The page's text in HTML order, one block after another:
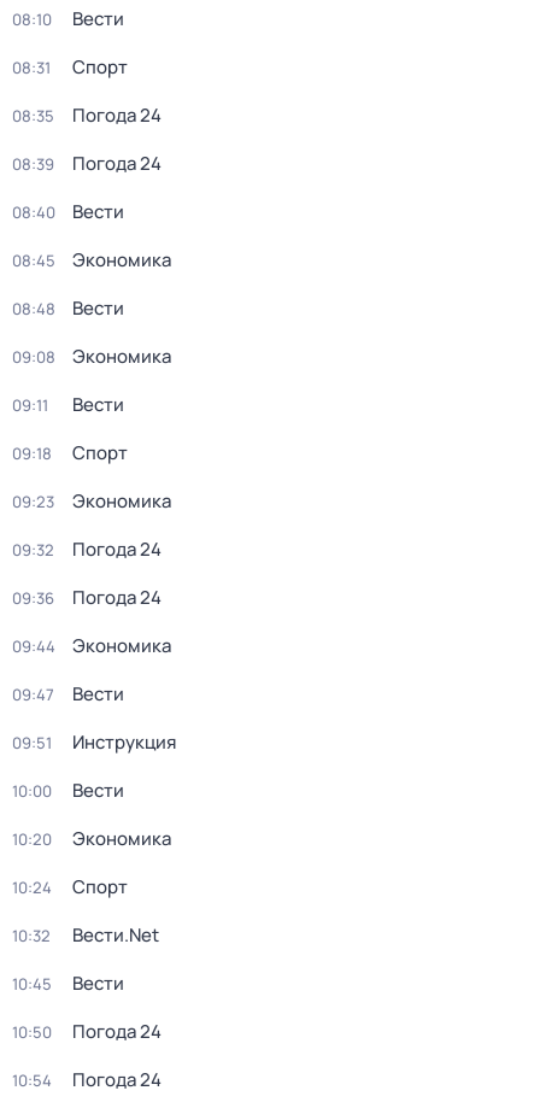
08:10 Вести
08:31 Спорт
08:35 Погода 24
08:39 Погода 24
08:40 Вести
08:45 Экономика
08:48 Вести
09:08 Экономика
09:11 Вести
09:18 Спорт
09:23 Экономика
09:32 Погода 24
09:36 Погода 24
09:44 Экономика
09:47 Вести
09:51 Инструкция
10:00 Вести
10:20 Экономика
10:24 Спорт
10:32 Вести.Net
10:45 Вести
10:50 Погода 24
10:54 Погода 24